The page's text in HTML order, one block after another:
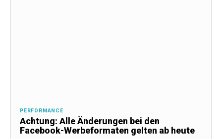
PERFORMANCE
Achtung: Alle Änderungen bei den
Facebook-Werbeformaten gelten ab heute